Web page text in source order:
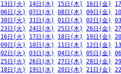
13日(火) 14日(水) 15日(木) 16日(金)
06日(火) 07日(水) 08日(木) 09日(金)
30日(火) 31日(水) 01日(木) 02日(金)
23日(火) 24日(水) 25日(木) 26日(金)
16日(火) 17日(水) 18日(木) 19日(金)
09日(火) 10日(水) 11日(木) 12日(金)
02日(火) 03日(水) 04日(木) 05日(金)
25日(火) 26日(水) 27日(木) 28日(金)
18日(火) 19日(水) 20日(木) 21日(金)